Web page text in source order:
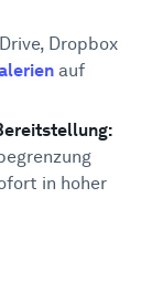
Dropbox
auf
in hoher